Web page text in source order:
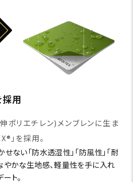
採用
リエチレン)メンブレンに生ま
」を採用。
ない「防水透湿性」「防風性」「耐
やかな生地感、軽量性を手に入れ
ト。